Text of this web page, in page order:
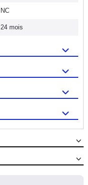
NC
24 mois